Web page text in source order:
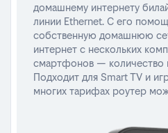
домашнему интернету
линии Ethernet. С его
собственную домашнюю
интернет с нескольких
смартфонов — количество
Подходит для Smart TV и
многих тарифах роутер